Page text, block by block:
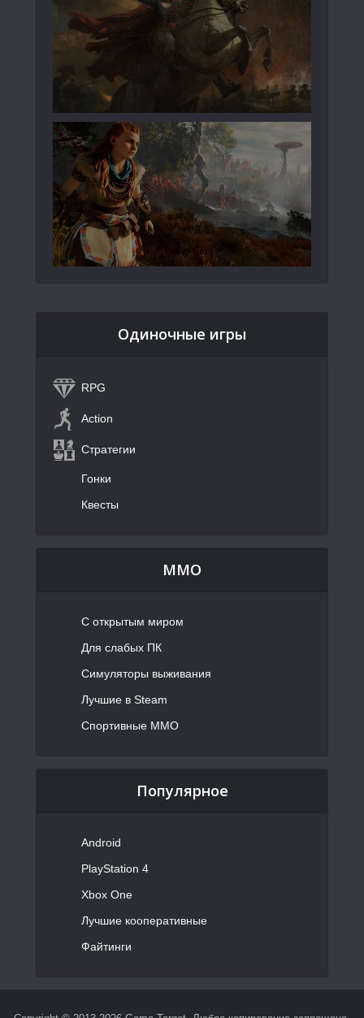
Одиночные игры
RPG
Action
Стратегии
Гонки
Квесты
MMO
С открытым миром
Для слабых ПК
Симуляторы выживания
Лучшие в Steam
Спортивные MMO
Популярное
Android
PlayStation 4
Xbox One
Лучшие кооперативные
Файтинги